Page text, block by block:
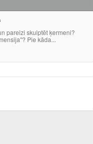
pareizi skulptēt ķermeni?
Pie kāda...